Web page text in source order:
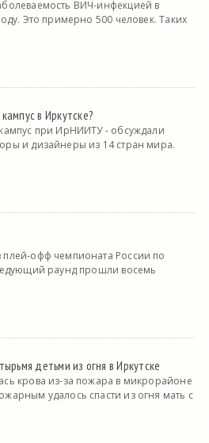
ВИЧ-инфекцией в
Это примерно 500 человек. Таких
в Иркутске?
при ИрНИИТУ - обсуждали
и дизайнеры из 14 стран мира.
офф чемпионата России по
раунд прошли восемь
детьми из огня в Иркутске
крова из-за пожара в микрорайоне
удалось спасти из огня мать с